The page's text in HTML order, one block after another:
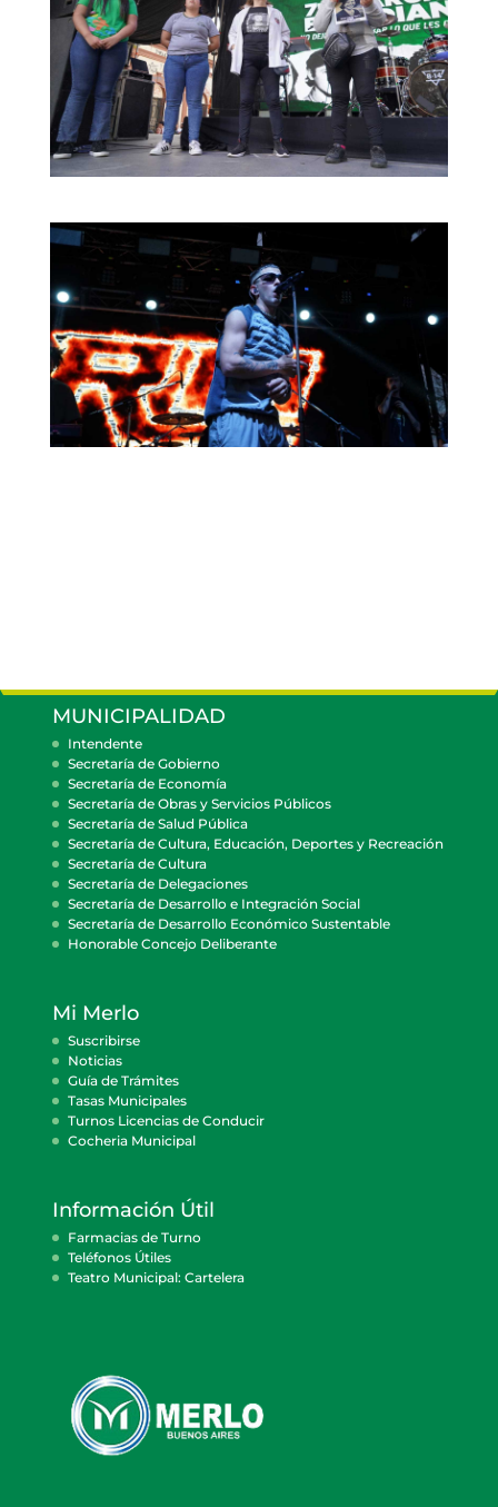
MUNICIPALIDAD
Intendente
Secretaría de Gobierno
Secretaría de Economía
Secretaría de Obras y Servicios Públicos
Secretaría de Salud Pública
Secretaría de Cultura, Educación, Deportes y Recreación
Secretaría de Cultura
Secretaría de Delegaciones
Secretaría de Desarrollo e Integración Social
Secretaría de Desarrollo Económico Sustentable
Honorable Concejo Deliberante
Mi Merlo
Suscribirse
Noticias
Guía de Trámites
Tasas Municipales
Turnos Licencias de Conducir
Cocheria Municipal
Información Útil
Farmacias de Turno
Teléfonos Útiles
Teatro Municipal: Cartelera